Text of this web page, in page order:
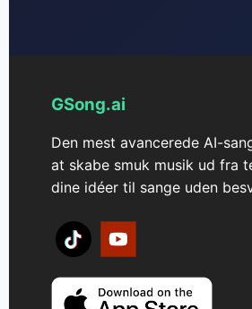
GSong.ai
Den mest avancerede AI-
at skabe smuk musik ud fra
dine idéer til sange uden